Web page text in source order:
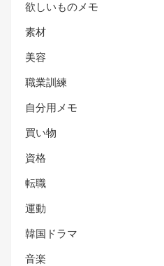
欲しいものメモ
素材
美容
職業訓練
自分用メモ
買い物
資格
転職
運動
韓国ドラマ
音楽